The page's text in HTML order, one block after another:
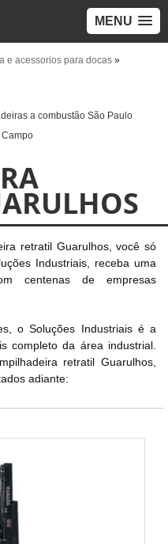
MENU
e acessorios para docas »
a combustão São Paulo
retratil Guarulhos, você só
Industriais, receba uma
centenas de empresas
o Soluções Industriais é a
completo da área industrial.
retratil Guarulhos,
adiante: